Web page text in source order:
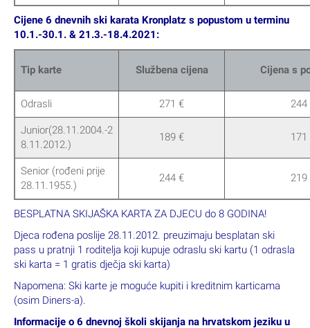
Cijene 6 dnevnih ski karata Kronplatz s popustom u terminu
10.1.-30.1. & 21.3.-18.4.2021:
Tip karte Službena cijena Cijena s
Odrasli 271 € 244
Junior(28.11.2004.-2
8.11.2012.)
189 € 171
Senior (rođeni prije
28.11.1955.)
244 € 219
BESPLATNA SKIJAŠKA KARTA ZA DJECU do 8 GODINA!
Djeca rođena poslije 28.11.2012. preuzimaju besplatan ski
pass u pratnji 1 roditelja koji kupuje odraslu ski kartu (1 odrasla
ski karta = 1 gratis dječja ski karta)
Napomena: Ski karte je moguće kupiti i kreditnim karticama
(osim Diners-a).
Informacije o 6 dnevnoj školi skijanja na hrvatskom jeziku u